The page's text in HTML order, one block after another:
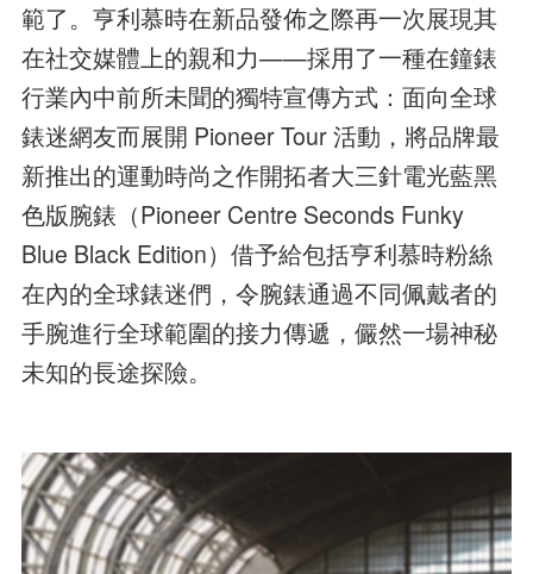
範了。亨利慕時在新品發佈之際再一次展現其
在社交媒體上的親和力——採用了一種在鐘錶
行業內中前所未聞的獨特宣傳方式：面向全球
錶迷網友而展開 Pioneer Tour 活動，將品牌最
新推出的運動時尚之作開拓者大三針電光藍黑
色版腕錶（Pioneer Centre Seconds Funky
Blue Black Edition）借予給包括亨利慕時粉絲
在內的全球錶迷們，令腕錶通過不同佩戴者的
手腕進行全球範圍的接力傳遞，儼然一場神秘
未知的長途探險。